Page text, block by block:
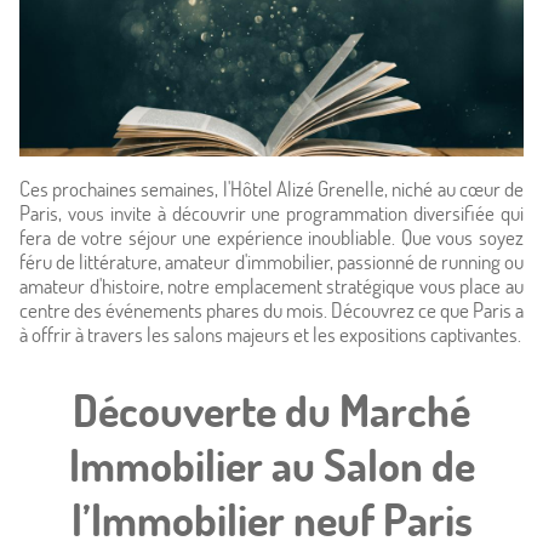
Accueil
Hôtel & Services
Chambres
Offres
Ces prochaines semaines, l'Hôtel Alizé Grenelle, niché au cœur de
Paris, vous invite à découvrir une programmation diversifiée qui
fera de votre séjour une expérience inoubliable. Que vous soyez
féru de littérature, amateur d'immobilier, passionné de running ou
amateur d'histoire, notre emplacement stratégique vous place au
centre des événements phares du mois. Découvrez ce que Paris a
à offrir à travers les salons majeurs et les expositions captivantes.
Découverte du Marché
Immobilier au Salon de
l’Immobilier neuf Paris